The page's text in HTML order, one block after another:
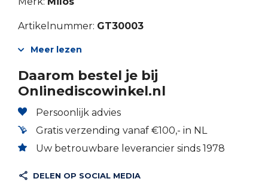
Artikelnummer: GT30003
Meer lezen
Daarom bestel je bij
Onlinediscowinkel.nl
Persoonlijk advies
Gratis verzending vanaf €100,- in NL
Uw betrouwbare leverancier sinds 1978
DELEN OP SOCIAL MEDIA